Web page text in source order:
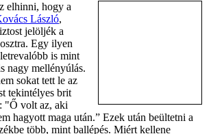
elhinni, hogy a
László,
jelöljék a
Egy ilyen
is mint
nagy mellényúlás.
sokat tett le az
tekintélyes brit
: "Ő volt az, aki
hagyott maga után.” Ezek után beültetni a
több, mint ballépés. Miért kellene